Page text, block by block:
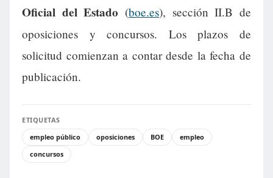
Oficial del Estado (boe.es), sección II.B de
oposiciones y concursos. Los plazos de
solicitud comienzan a contar desde la fecha de
publicación.
ETIQUETAS
empleo público
oposiciones BOE
empleo
concursos